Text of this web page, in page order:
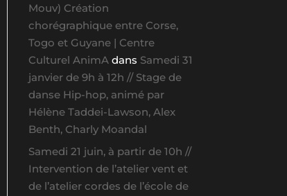
Mouv) Création
chorégraphique entre Corse,
Togo et Guyane | Centre
Culturel AnimA dans Samedi 31
janvier de 9h à 12h // Stage de
danse Hip-hop, animé par
Hélène Taddei-Lawson, Alex
Benth, Charly Moandal
Samedi 21 juin, à partir de 10h //
Intervention de l’atelier vent et
de l’atelier cordes de l’école de